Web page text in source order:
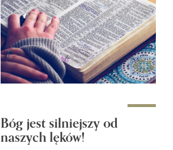
Bóg jest silniejszy od
naszych lęków!